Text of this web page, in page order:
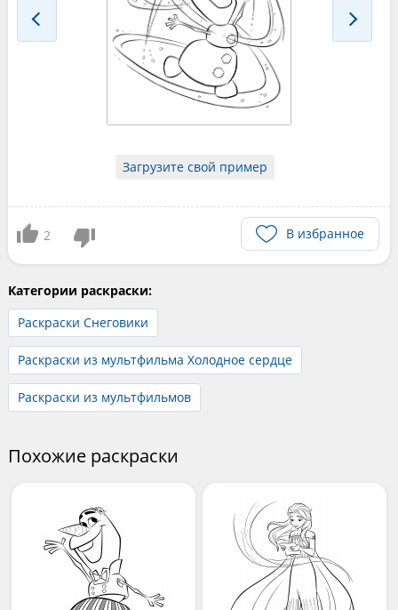
Загрузите свой пример
2 В избранное
Категории раскраски:
Раскраски Снеговики
Раскраски из мультфильма Холодное сердце
Раскраски из мультфильмов
Похожие раскраски